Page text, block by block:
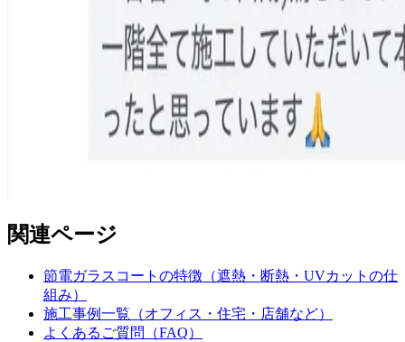
関連ページ
節電ガラスコートの特徴（遮熱・断熱・UVカットの仕
組み）
施工事例一覧（オフィス・住宅・店舗など）
よくあるご質問（FAQ）